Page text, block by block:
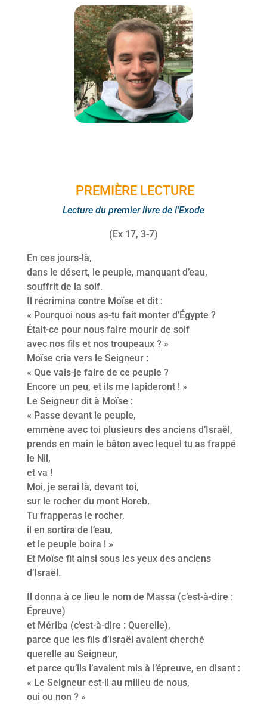
PREMIÈRE LECTURE
Lecture du premier livre de l’Exode
(Ex 17, 3-7)
En ces jours-là,
dans le désert, le peuple, manquant d’eau,
souffrit de la soif.
Il récrimina contre Moïse et dit :
« Pourquoi nous as-tu fait monter d’Égypte ?
Était-ce pour nous faire mourir de soif
avec nos fils et nos troupeaux ? »
Moïse cria vers le Seigneur :
« Que vais-je faire de ce peuple ?
Encore un peu, et ils me lapideront ! »
Le Seigneur dit à Moïse :
« Passe devant le peuple,
emmène avec toi plusieurs des anciens d’Israël,
prends en main le bâton avec lequel tu as frappé
le Nil,
et va !
Moi, je serai là, devant toi,
sur le rocher du mont Horeb.
Tu frapperas le rocher,
il en sortira de l’eau,
et le peuple boira ! »
Et Moïse fit ainsi sous les yeux des anciens
d’Israël.
Il donna à ce lieu le nom de Massa (c’est-à-dire :
Épreuve)
et Mériba (c’est-à-dire : Querelle),
parce que les fils d’Israël avaient cherché
querelle au Seigneur,
et parce qu’ils l’avaient mis à l’épreuve, en disant :
« Le Seigneur est-il au milieu de nous,
oui ou non ? »